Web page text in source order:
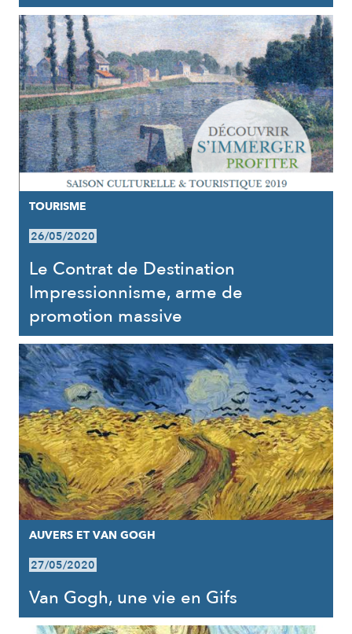
TOURISME
26/05/2020
Le Contrat de Destination
Impressionnisme, arme de
promotion massive
AUVERS ET VAN GOGH
27/05/2020
Van Gogh, une vie en Gifs